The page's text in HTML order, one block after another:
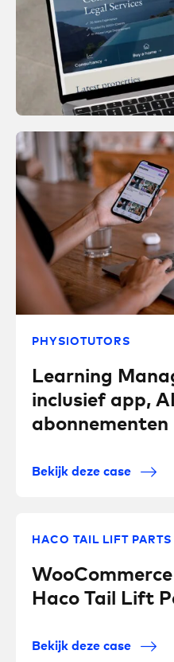
PHYSIOTUTORS
Learning
inclusief app,
abonnementen
Bekijk deze case
HACO TAIL LIFT PARTS
Haco Tail Lift
Bekijk deze case